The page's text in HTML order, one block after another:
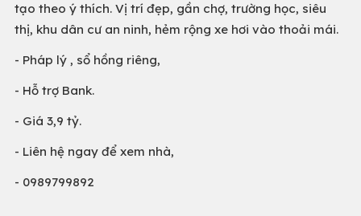
tạo theo ý thích. Vị trí đẹp, gần chợ, trường học, siêu
thị, khu dân cư an ninh, hẻm rộng xe hơi vào thoải mái.
- Pháp lý , sổ hồng riêng,
- Hỗ trợ Bank.
- Giá 3,9 tỷ.
- Liên hệ ngay để xem nhà,
- 0989799892